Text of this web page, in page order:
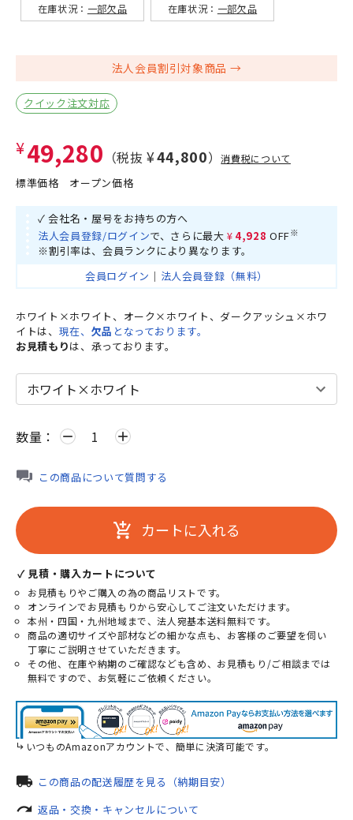
在庫状況： 一部欠品
在庫状況： 一部欠品
法人会員割引対象商品
クイック注文対応
¥49,280 （税抜 ¥44,800）消費税について
標準価格 オープン価格
✓ 会社名・屋号をお持ちの方へ
法人会員登録/ログインで、さらに最大 ¥4,928 OFF※
※割引率は、会員ランクにより異なります。
会員ログイン ｜ 法人会員登録（無料）
ホワイト×ホワイト、オーク×ホワイト、ダークアッシュ×ホワ
イトは、 現在、 欠品 となっております。
お見積もりは、承っております。
数量： remove add
この商品について質問する
add_shopping_cart カートに入れる
✓ 見積・購入カートについて
お見積もりやご購入の為の商品リストです。
オンラインでお見積もりから安心してご注文いただけます。
本州・四国・九州地域まで、法人宛基本送料無料です。
商品の適切サイズや部材などの細かな点も、お客様のご要望を伺い
丁寧にご説明させていただきます。
その他、在庫や納期のご確認なども含め、お見積もり/ご相談までは
無料ですので、お気軽にご依頼ください。
いつものAmazonアカウントで、簡単に決済可能です。
local_shipping この商品の配送履歴を見る（納期目安）
redo 返品・交換・キャンセルについて